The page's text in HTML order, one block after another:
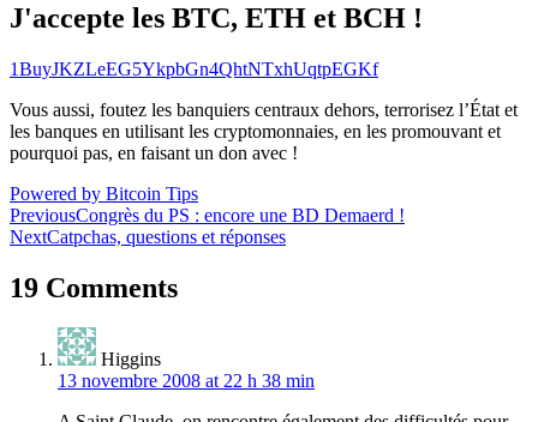
J'accepte les BTC, ETH et BCH !
1BuyJKZLeEG5YkpbGn4QhtNTxhUqtpEGKf
Vous aussi, foutez les banquiers centraux dehors, terrorisez l’État et
les banques en utilisant les cryptomonnaies, en les promouvant et
pourquoi pas, en faisant un don avec !
Powered by Bitcoin Tips
Navigation
de
l’article
PreviousCongrès du PS : encore une BD Demaerd !
NextCatpchas, questions et réponses
19 Comments
Higgins
13 novembre 2008 at 22 h 38 min